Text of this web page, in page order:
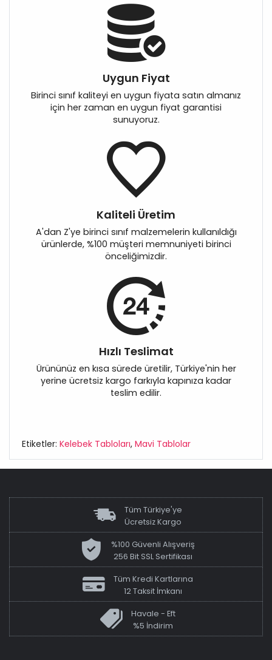
Uygun Fiyat
Birinci sınıf kaliteyi en uygun fiyata satın almanız
için her zaman en uygun fiyat garantisi
sunuyoruz.
Kaliteli Üretim
A'dan Z'ye birinci sınıf malzemelerin kullanıldığı
ürünlerde, %100 müşteri memnuniyeti birinci
önceliğimizdir.
Hızlı Teslimat
Ürününüz en kısa sürede üretilir, Türkiye'nin her
yerine ücretsiz kargo farkıyla kapınıza kadar
teslim edilir.
Etiketler: Kelebek Tabloları, Mavi Tablolar
Tüm Türkiye'ye
Ücretsiz Kargo
%100 Güvenli Alışveriş
256 Bit SSL Sertifikası
Tüm Kredi Kartlarına
12 Taksit İmkanı
Havale - Eft
%5 İndirim